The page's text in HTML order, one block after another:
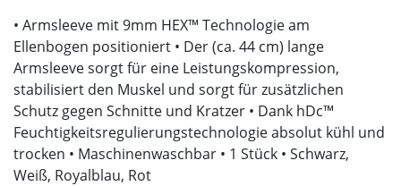
• Armsleeve mit 9mm HEX™ Technologie am
Ellenbogen positioniert • Der (ca. 44 cm) lange
Armsleeve sorgt für eine Leistungskompression,
stabilisiert den Muskel und sorgt für zusätzlichen
Schutz gegen Schnitte und Kratzer • Dank hDc™
Feuchtigkeitsregulierungstechnologie absolut kühl und
trocken • Maschinenwaschbar • 1 Stück • Schwarz,
Weiß, Royalblau, Rot